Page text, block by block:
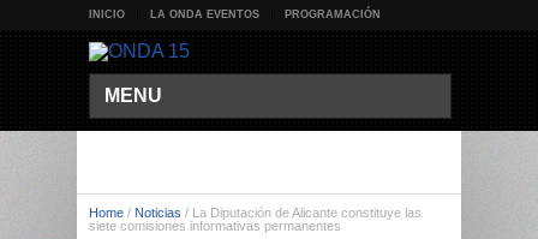
INICIO LA ONDA EVENTOS PROGRAMACIÓN
MENU
Home / Noticias / La Diputación de Alicante constituye las
siete comisiones informativas permanentes